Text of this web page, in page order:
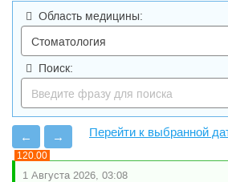
Область медицины:
Поиск:
← →
1 Августа 2026, 03:08
120.00